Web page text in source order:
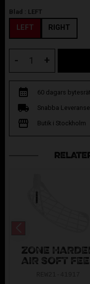
Blad : LEFT
LEFT RIGHT
+
-
60 dagars
Snabba
Butik i Stockholm
ZONE
AIR SOFT